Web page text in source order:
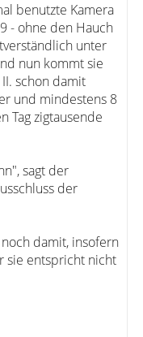
benutzte Kamera
- ohne den Hauch
unter
nun kommt sie
schon damit
und mindestens 8
Tag zigtausende
sagt der
der
damit, insofern
sie entspricht nicht